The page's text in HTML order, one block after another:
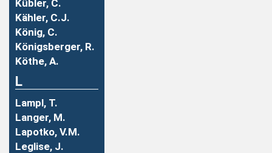
Kübler, C.
Kähler, C.J.
König, C.
Königsberger, R.
Köthe, A.
L
Lampl, T.
Langer, M.
Lapotko, V.M.
Leglise, J.